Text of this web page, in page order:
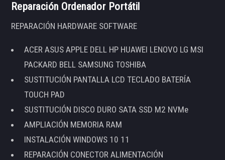
Reparación Ordenador Portátil
REPARACIÓN HARDWARE SOFTWARE
ACER ASUS APPLE DELL HP HUAWEI LENOVO LG MSI
PACKARD BELL SAMSUNG TOSHIBA
SUSTITUCIÓN PANTALLA LCD TECLADO BATERÍA
TOUCH PAD
SUSTITUCIÓN DISCO DURO SATA SSD M2 NVMe
AMPLIACIÓN MEMORIA RAM
INSTALACIÓN WINDOWS 10 11
REPARACIÓN CONECTOR ALIMENTACIÓN